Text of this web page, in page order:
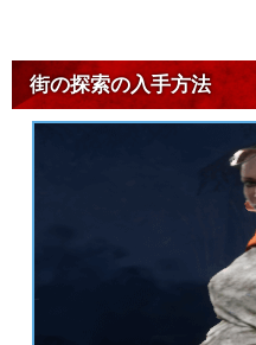
街の探索の入手方法